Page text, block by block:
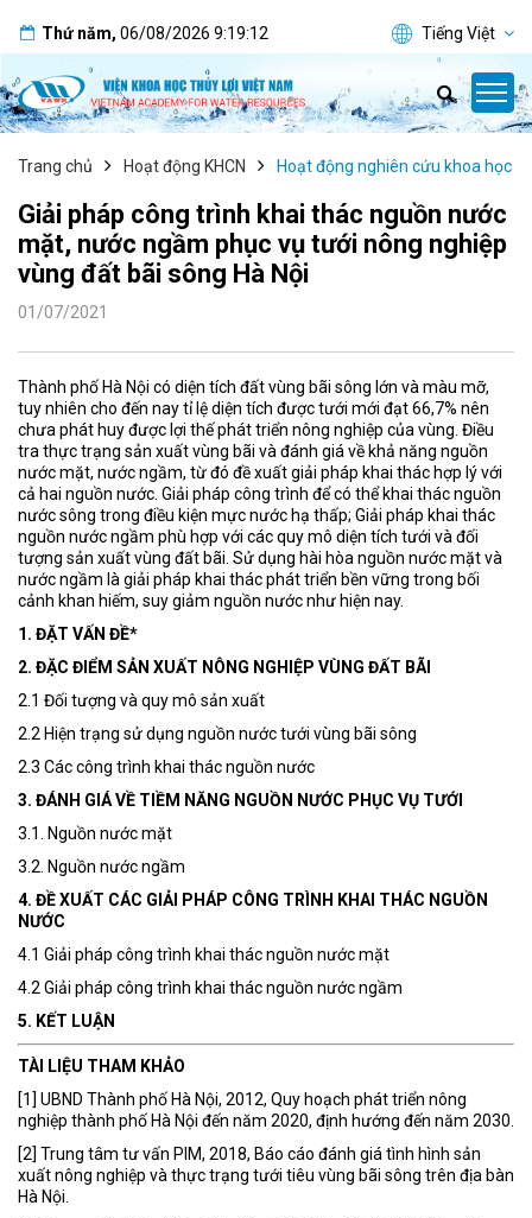
Thứ năm, 06/08/2026 9:19:13 Tiếng Việt
Trang chủ Hoạt động KHCN Hoạt động nghiên cứu khoa học
Giải pháp công trình khai thác nguồn nước
mặt, nước ngầm phục vụ tưới nông nghiệp
vùng đất bãi sông Hà Nội
01/07/2021
Thành phố Hà Nội có diện tích đất vùng bãi sông lớn và màu mỡ,
tuy nhiên cho đến nay tỉ lệ diện tích được tưới mới đạt 66,7% nên
chưa phát huy được lợi thế phát triển nông nghiệp của vùng. Điều
tra thực trạng sản xuất vùng bãi và đánh giá về khả năng nguồn
nước mặt, nước ngầm, từ đó đề xuất giải pháp khai thác hợp lý với
cả hai nguồn nước. Giải pháp công trình để có thể khai thác nguồn
nước sông trong điều kiện mực nước hạ thấp; Giải pháp khai thác
nguồn nước ngầm phù hợp với các quy mô diện tích tưới và đối
tượng sản xuất vùng đất bãi. Sử dụng hài hòa nguồn nước mặt và
nước ngầm là giải pháp khai thác phát triển bền vững trong bối
cảnh khan hiếm, suy giảm nguồn nước như hiện nay.
1. ĐẶT VẤN ĐỀ*
2. ĐẶC ĐIỂM SẢN XUẤT NÔNG NGHIỆP VÙNG ĐẤT BÃI
2.1 Đối tượng và quy mô sản xuất
2.2 Hiện trạng sử dụng nguồn nước tưới vùng bãi sông
2.3 Các công trình khai thác nguồn nước
3. ĐÁNH GIÁ VỀ TIỀM NĂNG NGUỒN NƯỚC PHỤC VỤ TƯỚI
3.1. Nguồn nước mặt
3.2. Nguồn nước ngầm
4. ĐỀ XUẤT CÁC GIẢI PHÁP CÔNG TRÌNH KHAI THÁC NGUỒN
NƯỚC
4.1 Giải pháp công trình khai thác nguồn nước mặt
4.2 Giải pháp công trình khai thác nguồn nước ngầm
5. KẾT LUẬN
TÀI LIỆU THAM KHẢO
[1] UBND Thành phố Hà Nội, 2012, Quy hoạch phát triển nông
nghiệp thành phố Hà Nội đến năm 2020, định hướng đến năm 2030.
[2] Trung tâm tư vấn PIM, 2018, Báo cáo đánh giá tình hình sản
xuất nông nghiệp và thực trạng tưới tiêu vùng bãi sông trên địa bàn
Hà Nội.